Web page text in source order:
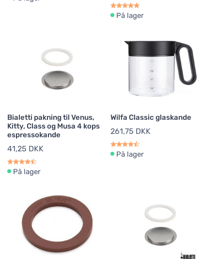
På lager
Bialetti pakning til Venus,
Kitty, Class og Musa 4 kops
espressokande
41,25 DKK
På lager
Wilfa Classic glaskande
261,75 DKK
På lager